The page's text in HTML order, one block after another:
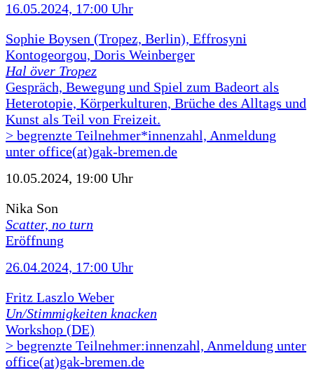
16.05.2024, 17:00 Uhr
Sophie Boysen (Tropez, Berlin), Effrosyni
Kontogeorgou, Doris Weinberger
Hal över Tropez
Gespräch, Bewegung und Spiel zum Badeort als
Heterotopie, Körperkulturen, Brüche des Alltags und
Kunst als Teil von Freizeit.
> begrenzte Teilnehmer*innenzahl, Anmeldung
unter office(at)gak-bremen.de
10.05.2024, 19:00 Uhr
Nika Son
Scatter, no turn
Eröffnung
26.04.2024, 17:00 Uhr
Fritz Laszlo Weber
Un/Stimmigkeiten knacken
Workshop (DE)
> begrenzte Teilnehmer:innenzahl, Anmeldung unter
office(at)gak-bremen.de